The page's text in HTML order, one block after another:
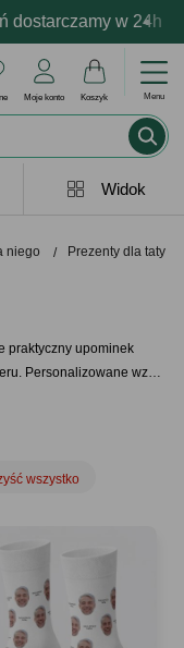
w 24h
i
Prezentujemy
Moje konto Koszyk Menu
niego Prezenty dla taty
praktyczny upominek
Personalizowane wzory
zamieniają się w
i sympatię. Jeśli
humoru.
Widok
wszystko